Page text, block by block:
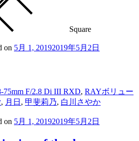
Square
on 5月 1, 20192019年5月2日
75mm F/2.8 Di III RXD, RAYボリュー
, 月日 , 甲斐莉乃, 白川さやか
on 5月 1, 20192019年5月2日